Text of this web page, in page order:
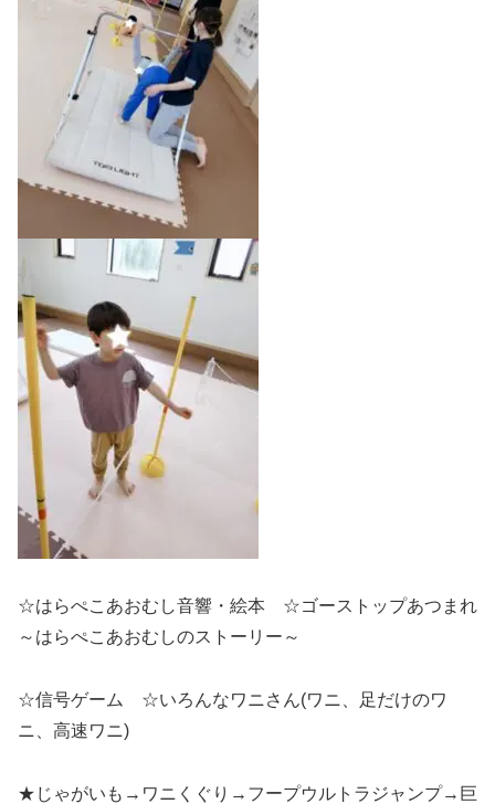
☆はらぺこあおむし音響・絵本 ☆ゴーストップあつまれ
～はらぺこあおむしのストーリー～
☆信号ゲーム ☆いろんなワニさん(ワニ、足だけのワ
ニ、高速ワニ)
★じゃがいも→ワニくぐり→フープウルトラジャンプ→巨